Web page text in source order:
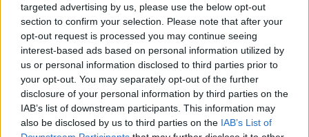
targeted advertising by us, please use the below opt-out
section to confirm your selection. Please note that after your
opt-out request is processed you may continue seeing
interest-based ads based on personal information utilized by
us or personal information disclosed to third parties prior to
your opt-out. You may separately opt-out of the further
disclosure of your personal information by third parties on the
IAB’s list of downstream participants. This information may
also be disclosed by us to third parties on the IAB’s List of